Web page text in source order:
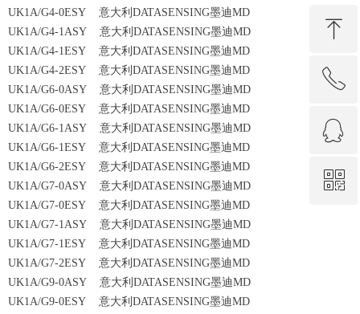
UK1A/G4-0ESY 意大利DATASENSING墨迪MD
UK1A/G4-1ASY 意大利DATASENSING墨迪MD
UK1A/G4-1ESY 意大利DATASENSING墨迪MD
UK1A/G4-2ESY 意大利DATASENSING墨迪MD
UK1A/G6-0ASY 意大利DATASENSING墨迪MD
UK1A/G6-0ESY 意大利DATASENSING墨迪MD
UK1A/G6-1ASY 意大利DATASENSING墨迪MD
UK1A/G6-1ESY 意大利DATASENSING墨迪MD
UK1A/G6-2ESY 意大利DATASENSING墨迪MD
UK1A/G7-0ASY 意大利DATASENSING墨迪MD
UK1A/G7-0ESY 意大利DATASENSING墨迪MD
UK1A/G7-1ASY 意大利DATASENSING墨迪MD
UK1A/G7-1ESY 意大利DATASENSING墨迪MD
UK1A/G7-2ESY 意大利DATASENSING墨迪MD
UK1A/G9-0ASY 意大利DATASENSING墨迪MD
UK1A/G9-0ESY 意大利DATASENSING墨迪MD
ꁸ
回到顶部
ꂅ
ꁗ
QQ客服
ꀥ